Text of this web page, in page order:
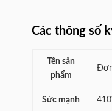
Các thông số
Tên sản
phẩm
Sức mạnh